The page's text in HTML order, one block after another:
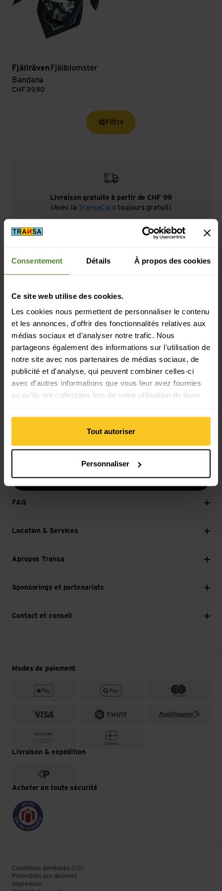
Consentement Détails À propos des cookies
Ce site web utilise des cookies.
Les cookies nous permettent de personnaliser le contenu
et les annonces, d'offrir des fonctionnalités relatives aux
médias sociaux et d'analyser notre trafic. Nous
partageons également des informations sur l'utilisation de
notre site avec nos partenaires de médias sociaux, de
publicité et d'analyse, qui peuvent combiner celles-ci
avec d'autres informations que vous leur avez fournies
ou qu'ils ont collectées lors de votre utilisation de leurs
Tout autoriser
Personnaliser
Fjällräven Fjällblomster
Bandana
CHF 39,90
Filtre
Livraison gratuite à partir de CHF 99
(Avec la TransaCard toujours gratuit)
S'inscrire à la newsletter
Continuer
FAQ
Location & Services
Apropos Transa
Sponsorings et partenariats
Contact et conseil
Modes de paiement
Livraison & expédition
Acheter en toute sécurité
Conditions générales (CG)
Protection des données
Impression